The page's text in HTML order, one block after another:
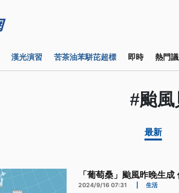
漢光演習 苦茶油苯駢芘超標 即時 熱門
#颱
最新
「葡萄桑」颱風昨晚生
2024/9/16 07:31 生活